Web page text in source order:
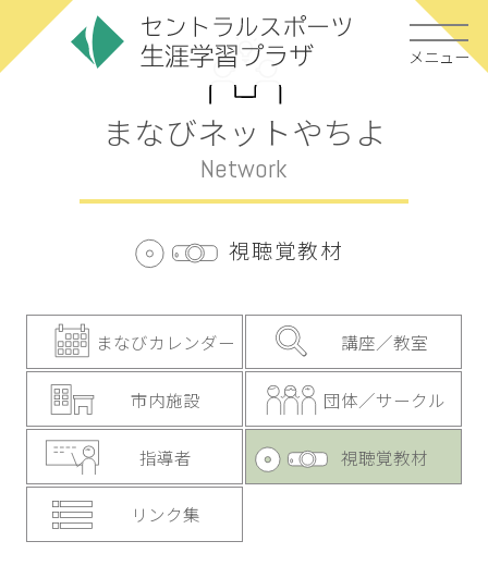
メニュー
まなびネットやちよ
Network
視聴覚教材
まなびカレンダー 講座／教室
市内施設 団体／サークル
指導者 視聴覚教材
リンク集